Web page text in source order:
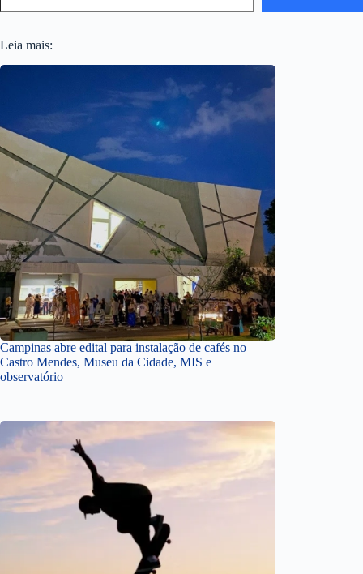
Leia mais:
Campinas abre edital para instalação de cafés no
Castro Mendes, Museu da Cidade, MIS e
observatório